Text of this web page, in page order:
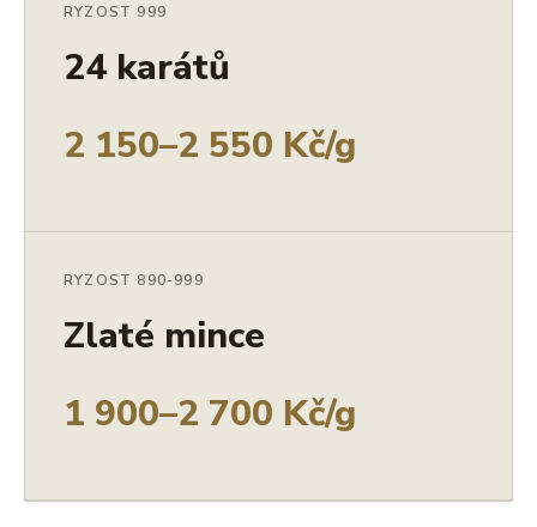
RYZOST 999
24 karátů
2 150–2 550 Kč/g
RYZOST 890-999
Zlaté mince
1 900–2 700 Kč/g